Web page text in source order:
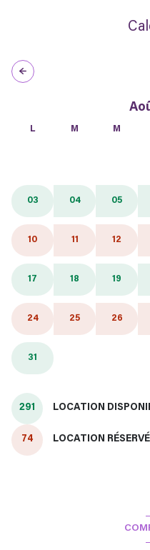
L M M
03 04 05
10 11 12
17 18 19
24 25 26
31
291 LOCATION
74 LOCATION